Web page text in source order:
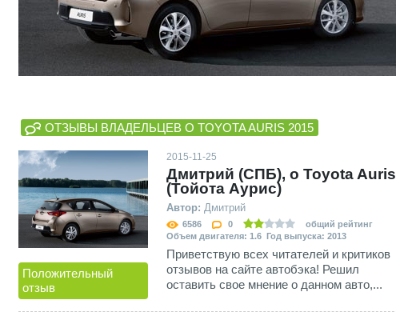
ОТЗЫВЫ ВЛАДЕЛЬЦЕВ О TOYOTA AURIS 2015
Положительный
отзыв
2015-11-25
Дмитрий (СПБ), о Toyota Auris
(Тойота Аурис)
Автор: Дмитрий
6586 0
общий рейтинг
Объем двигателя: 1.6 Год выпуска: 2013
Приветствую всех читателей и критиков
отзывов на сайте автобэка! Решил
оставить свое мнение о данном авто,...